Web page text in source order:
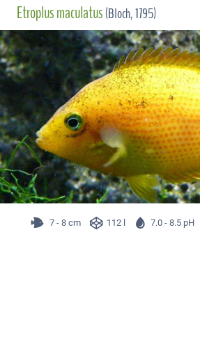
Etroplus maculatus(Bloch, 1795)
7 - 8 cm 112 l 7.0 - 8.5 pH